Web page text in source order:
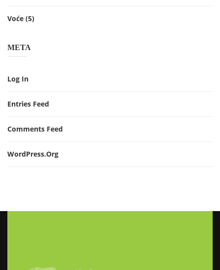
Voće (5)
META
Log In
Entries Feed
Comments Feed
WordPress.org